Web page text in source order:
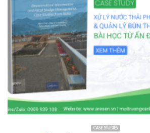
CASE STUDIES